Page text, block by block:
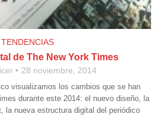
TENDENCIAS
de The New York Times
28 noviembre, 2014
visualizamos los cambios que se han
durante este 2014: el nuevo diseño, la
la nueva estructura digital del periódico